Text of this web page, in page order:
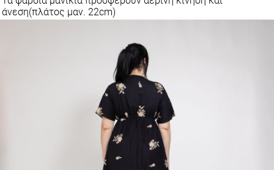
άνεση(πλάτος μαν. 22cm)